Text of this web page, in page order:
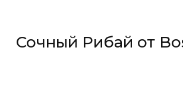
Сочный Рибай от